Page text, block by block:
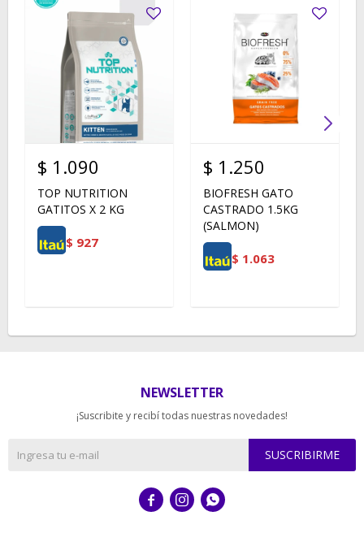
$ 1.090
TOP NUTRITION
GATITOS X 2 KG
$ 927
$ 1.250
BIOFRESH GATO
CASTRADO 1.5KG
(SALMON)
$ 1.063
NEWSLETTER
¡Suscribite y recibí todas nuestras novedades!
SUSCRIBIRME
  